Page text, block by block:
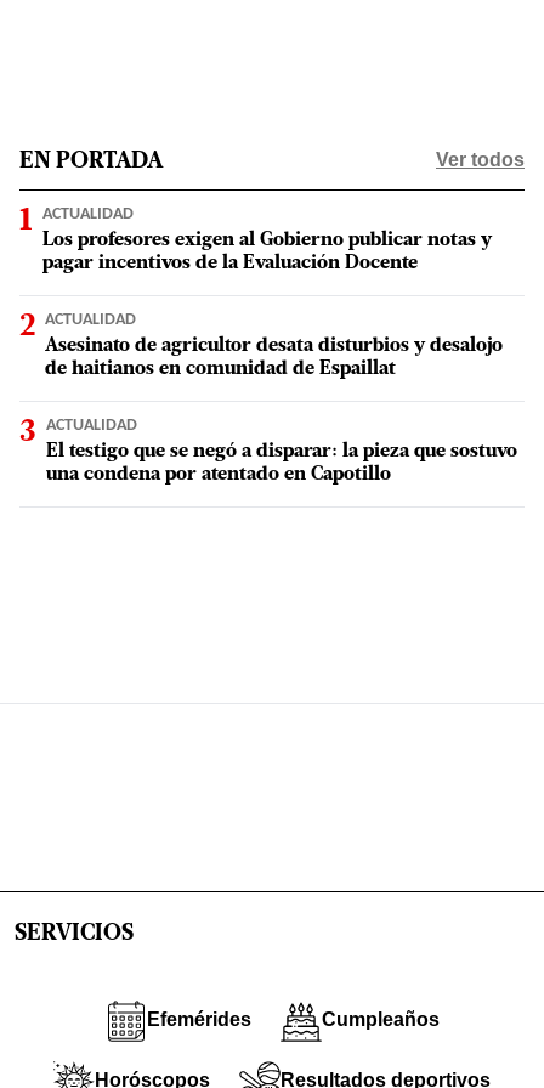
EN PORTADA Ver todos
ACTUALIDAD
Los profesores exigen al Gobierno publicar notas y
pagar incentivos de la Evaluación Docente
ACTUALIDAD
Asesinato de agricultor desata disturbios y desalojo
de haitianos en comunidad de Espaillat
ACTUALIDAD
El testigo que se negó a disparar: la pieza que sostuvo
una condena por atentado en Capotillo
SERVICIOS
Efemérides Cumpleaños
Horóscopos Resultados deportivos